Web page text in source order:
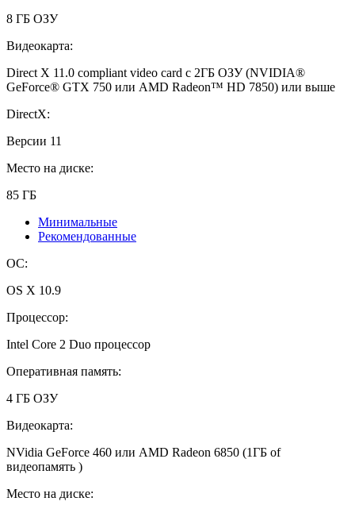
8 ГБ ОЗУ
Видеокарта:
Direct X 11.0 compliant video card c 2ГБ ОЗУ (NVIDIA®
GeForce® GTX 750 или AMD Radeon™ HD 7850) или выше
DirectX:
Версии 11
Место на диске:
85 ГБ
Минимальные
Рекомендованные
ОС:
OS X 10.9
Процессор:
Intel Core 2 Duo процессор
Оперативная память:
4 ГБ ОЗУ
Видеокарта:
NVidia GeForce 460 или AMD Radeon 6850 (1ГБ of
видеопамять )
Место на диске: